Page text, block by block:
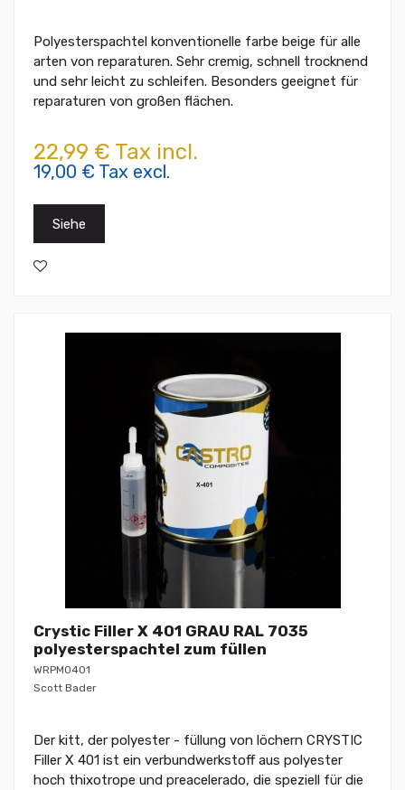
Polyesterspachtel konventionelle farbe beige für alle
arten von reparaturen. Sehr cremig, schnell trocknend
und sehr leicht zu schleifen. Besonders geeignet für
reparaturen von großen flächen.
22,99 € Tax incl.
19,00 € Tax excl.
Siehe
Crystic Filler X 401 GRAU RAL 7035
polyesterspachtel zum füllen
WRPM0401
Scott Bader
Der kitt, der polyester - füllung von löchern CRYSTIC
Filler X 401 ist ein verbundwerkstoff aus polyester
hoch thixotrope und preacelerado, die speziell für die